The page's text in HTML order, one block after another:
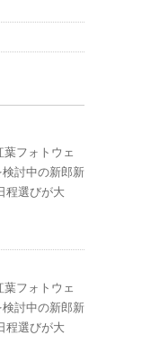
葉フォトウェ
討中の新郎新
程選びが大
葉フォトウェ
討中の新郎新
程選びが大